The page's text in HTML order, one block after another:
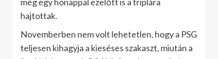
hajtottak.
Novemberben nem volt lehetetlen, hogy a PSG
teljesen kihagyja a kieséses szakaszt, miután a